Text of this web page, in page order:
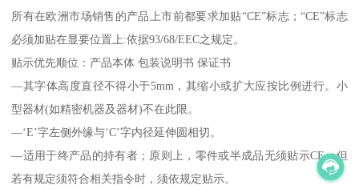
所有在欧洲市场销售的产品上市前都要求加贴“CE”标志；“CE”标志
必须加贴在显要位置上:依据93/68/EEC之规定。
贴示优先顺位：产品本体 包装说明书 保证书
—其字体高度直径不得小于5mm，其缩小或扩大应按比例进行。小
型器材(如精密机器及器材)不在此限。
—‘E’字左侧外缘与‘C’字内径延伸圆相切。
—适用于终产品的持有者；原则上，零件或半成品无须贴示CE，但
若有规定须符合相关指令时，须依规定贴示。